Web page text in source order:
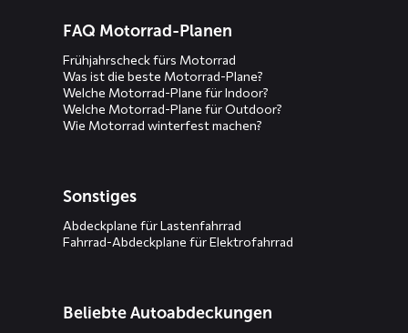
FAQ Motorrad-Planen
Frühjahrscheck fürs Motorrad
Was ist die beste Motorrad-Plane?
Welche Motorrad-Plane für Indoor?
Welche Motorrad-Plane für Outdoor?
Wie Motorrad winterfest machen?
Sonstiges
Abdeckplane für Lastenfahrrad
Fahrrad-Abdeckplane für Elektrofahrrad
Beliebte Autoabdeckungen